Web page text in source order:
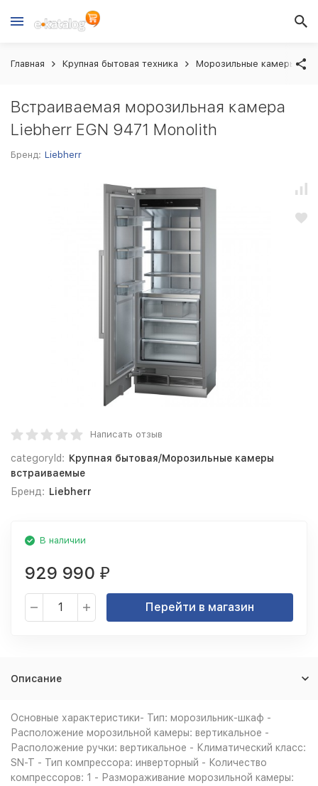
Главная Крупная бытовая техника Морозильные камеры
Встраиваемая морозильная камера
Liebherr EGN 9471 Monolith
Бренд: Liebherr
Написать отзыв
categoryId: Крупная бытовая/Морозильные камеры
встраиваемые
Бренд: Liebherr
В наличии
929 990 ₽
Перейти в магазин
Описание
Основные характеристики- Тип: морозильник-шкаф -
Расположение морозильной камеры: вертикальное -
Расположение ручки: вертикальное - Климатический класс:
SN-T - Тип компрессора: инверторный - Количество
компрессоров: 1 - Размораживание морозильной камеры: